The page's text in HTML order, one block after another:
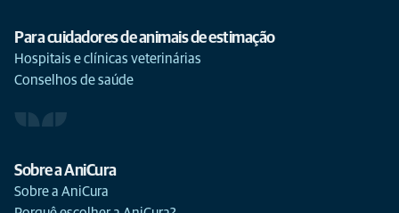
Para cuidadores de animais de estimação
Hospitais e clínicas veterinárias
Conselhos de saúde
Sobre a AniCura
Sobre a AniCura